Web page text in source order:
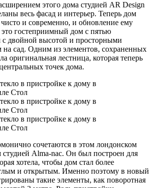
этого дома студией AR Design
весь фасад и интерьер. Теперь дом
и современно, и обновление ему
это гостеприимный дом с пятью
с двойной высотой и просторными
на сад. Одним из элементов, сохраненных
оригинальная лестница, которая теперь
точек дома.
сочетаются в этом лондонском
Alma-nac. Он был построен для
хотела, чтобы дом стал более
и открытым. Именно поэтому в новый
такие элементы, как поворотная